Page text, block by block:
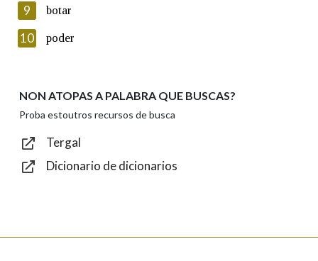
Texto de verificación
Enviar
9 botar
10 poder
NON ATOPAS A PALABRA QUE BUSCAS?
Proba estoutros recursos de busca
Tergal
Dicionario de dicionarios